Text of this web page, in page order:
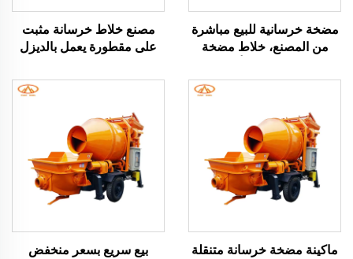
مضخة خرسانية للبيع مباشرة
من المصنع، خلاط مضخة
بسرعة 1480 دورة/دقيقة
مصنع خلاط خرسانة مثبت
على مقطورة يعمل بالديزل
مضخة أسطوانة إسمنتية
لتسطيح الأسطح لبناء المنازل
ماكينة مضخة خرسانة متنقلة
بيع سريع بسعر منخفض